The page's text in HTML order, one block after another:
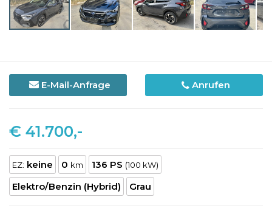
E-Mail-Anfrage Anrufen
€ 41.700,-
EZ: keine 0 km 136 PS (100 kW)
Elektro/Benzin (Hybrid) Grau